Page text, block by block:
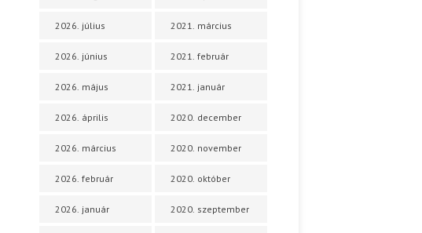
2026. július
2026. június
2026. május
2026. április
2026. március
2026. február
2026. január
2021. március
2021. február
2021. január
2020. december
2020. november
2020. október
2020. szeptember